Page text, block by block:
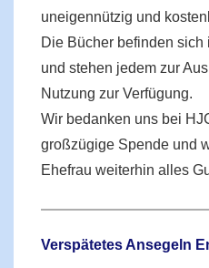
uneigennützig und
Die Bücher befinden
und stehen jedem zur
Nutzung zur Verfügung.
Wir bedanken uns bei
großzügige Spende und
Ehefrau weiterhin alles
Verspätetes Ansegeln